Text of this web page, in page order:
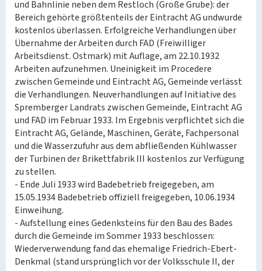
und Bahnlinie neben dem Restloch (Große Grube): der
Bereich gehörte größtenteils der Eintracht AG undwurde
kostenlos überlassen. Erfolgreiche Verhandlungen über
Übernahme der Arbeiten durch FAD (Freiwilliger
Arbeitsdienst. Ostmark) mit Auflage, am 22.10.1932
Arbeiten aufzunehmen. Uneinigkeit im Procedere
zwischen Gemeinde und Eintracht AG, Gemeinde verlässt
die Verhandlungen. Neuverhandlungen auf Initiative des
Spremberger Landrats zwischen Gemeinde, Eintracht AG
und FAD im Februar 1933. Im Ergebnis verpflichtet sich die
Eintracht AG, Gelände, Maschinen, Geräte, Fachpersonal
und die Wasserzufuhr aus dem abfließenden Kühlwasser
der Turbinen der Brikettfabrik III kostenlos zur Verfügung
zu stellen.
- Ende Juli 1933 wird Badebetrieb freigegeben, am
15.05.1934 Badebetrieb offiziell freigegeben, 10.06.1934
Einweihung.
- Aufstellung eines Gedenksteins für den Bau des Bades
durch die Gemeinde im Sommer 1933 beschlossen:
Wiederverwendung fand das ehemalige Friedrich-Ebert-
Denkmal (stand ursprünglich vor der Volksschule II, der